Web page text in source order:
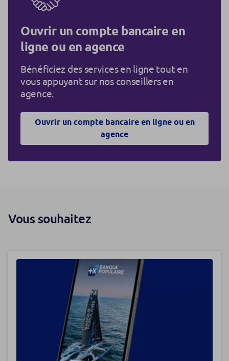
Ouvrir un compte bancaire en
ligne ou en agence
Bénéficiez des services en ligne tout en
vous appuyant sur nos conseillers en
agence.
Ouvrir un compte bancaire en ligne ou en
agence
Vous souhaitez